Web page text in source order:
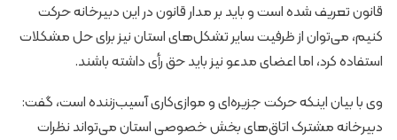
قانون تعریف شده است و باید بر مدار قانون در این دبیرخانه حرکت
کنیم، می‌توان از ظرفیت سایر تشکل‌های استان نیز برای حل مشکلات
استفاده کرد، اما اعضای مدعو نیز باید حق رأی داشته باشند.
وی با بیان اینکه حرکت جزیره‌ای و موازی‌کاری آسیب‌زننده است، گفت:
دبیرخانه مشترک اتاق‌های بخش خصوصی استان می‌تواند نظرات